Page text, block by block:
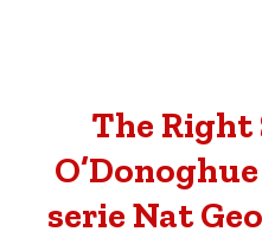
The Right
serie Nat